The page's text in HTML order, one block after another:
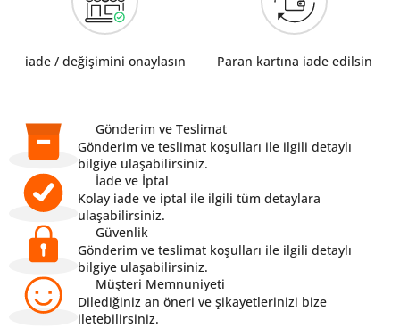
iade / değişimini onaylasın Paran kartına iade edilsin
Gönderim ve Teslimat
Gönderim ve teslimat koşulları ile ilgili detaylı
bilgiye ulaşabilirsiniz.
İade ve İptal
Kolay iade ve iptal ile ilgili tüm detaylara
ulaşabilirsiniz.
Güvenlik
Gönderim ve teslimat koşulları ile ilgili detaylı
bilgiye ulaşabilirsiniz.
Müşteri Memnuniyeti
Dilediğiniz an öneri ve şikayetlerinizi bize
iletebilirsiniz.